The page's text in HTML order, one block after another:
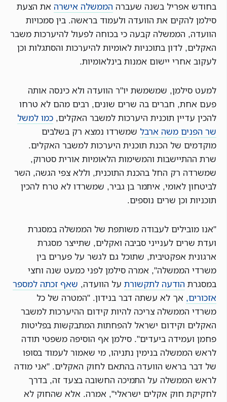
בחודש אפריל בשנה שעברה הממשלה אישרה את הצעת
סילמן להקים את הוועדה ולעמוד בראשה. בין סמכויות
הוועדה, הממשלה קבעה כי בכוחה לפעול להיערכות משבר
האקלים, לדון בתוכניות לאומיות להיערכות והסתגלות וכן
לעקוב אחרי יישום אמנות בינלאומיות.
למעט סילמן, שמשמשת יו"ר הוועדה ולא כינסה אותה
פעם אחת, חברים בה שרים שונים, רבים מהם לא טרחו
להכין עדיין תוכנית היערכות למשבר האקלים, כמו למשל
שר הפנים משה ארבל שמשרדו נמצא רק בשלבים
מוקדמים של הכנת תוכנית היערכות למשבר האקלים.
שרת ההתיישבות והמשימות הלאומיות אורית סטרוק,
שמשרדה רק החל בהכנת התוכנית, וללא צפי הגשה, השר
לביטחון לאומי, איתמר בן גביר, שמשרדו לא טרח להכין
תוכניות וכן שרים נוספים.
"אנו מובילים לעבודה משותפת של הממשלה במסגרת
ועדת שרים לענייני סביבה ואקלים, שתייצר מסגרת
ארגונית אפקטיבית, שתוכל גם לגשר על פערים בין
משרדי הממשלה", אמרה סילמן לפני כמעט שנה וחצי
במסגרת הודעה לתקשורת על הוועדה, שאף זכתה למספר
אזכורים, אך לא עשתה דבר בנידון. "המטרה של כל
משרדי הממשלה צריכה להיות קידום ההיערכות למשבר
האקלים וקידום ישראל להפחתות המתבקשות בפליטות
פחמן ועמידה ביעדים". סילמן אף הוסיפה משפטי תודה
לראש הממשלה בנימין נתניהו, מי שאמור לעמוד בסופו
של דבר בראש הוועדה בהתאם לחוק האקלים. "אני מודה
לראש הממשלה על התמיכה החשובה בצעד זה, בדרך
לחקיקת חוק אקלים ישראלי", אמרה. אלא שהחוק לא